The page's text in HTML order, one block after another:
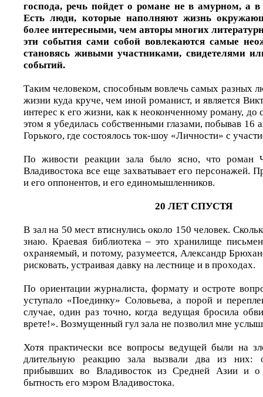
господа, речь пойдет о романе не в амурном, а
Есть люди, которые наполняют жизнь
более интересными, чем авторы многих
эти события сами собой вовлекаются самые
становясь живыми участниками, свидетелями
событий.
Таким человеком, способным вовлечь самых разных
жизни куда круче, чем иной романист, и является
интерес к его жизни, как к неоконченному роману, до
этом я убедилась собственными глазами, побывав 16
Горького, где состоялось ток-шоу «Личности» с
По живости реакции зала было ясно, что роман
Владивостока все еще захватывает его персонажей.
и его оппонентов, и его единомышленников.
20 ЛЕТ СПУСТЯ
В зал на 50 мест втиснулись около 150 человек.
знаю. Краевая библиотека – это хранилище
охраняемый, и потому, разумеется, Александр
рисковать, устраивая давку на лестнице и в проходах.
По ориентации журналиста, формату и остроте
уступало «Поединку» Соловьева, а порой и
случае, один раз точно, когда ведущая бросила
врете!». Возмущенный гул зала не позволил мне
Хотя практически все вопросы ведущей были на
длительную реакцию зала вызвали два из них:
прибывших во Владивосток из Средней Азии и о
бытность его мэром Владивостока.